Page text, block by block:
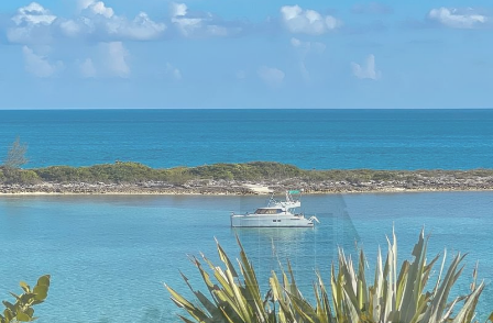
profiter d'une tranquillité absolue sur les magnifiques
plages de l'île ou vous faire dorloter grâce aux incroyables
équipements du complexe, vous avez sans aucun doute
trouvé l'endroit idéal !